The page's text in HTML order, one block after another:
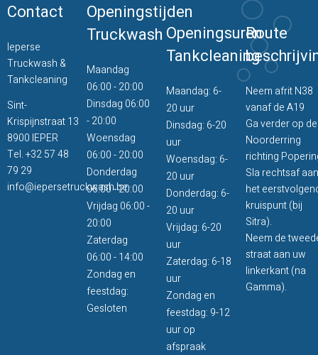
Contact
Ieperse
Truckwash &
Tankcleaning
Sint-
Krispijnstraat 13
8900 IEPER
Tel.+32 57 48
79 29
info@iepersetruckwash.be
Openingstijden
Truckwash
Maandag
06:00 - 20:00
Dinsdag 06:00
- 20:00
Woensdag
06:00 - 20:00
Donderdag
06:00 - 20:00
Vrijdag 06:00 -
20:00
Zaterdag
06:00 - 14:00
Zondag en
feestdag:
Gesloten
Openingsuren
Tankcleaning
Maandag: 6-
20 uur
Dinsdag: 6-20
uur
Woensdag: 6-
20 uur
Donderdag: 6-
20 uur
Vrijdag: 6-20
uur
Zaterdag: 6-18
uur
Zondag en
feestdag: 9-12
uur op
afspraak
Route
Neem afrit N38
vanaf de A19
Ga verder op de
Noorderring
richting
Sla rechtsaf aan
het
kruispunt (bij
Sitra).
Neem de
straat aan uw
linkerkant (na
Gamma).